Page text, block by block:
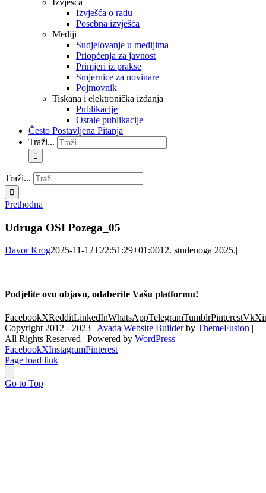
Izvješća
Izvješća o radu
Posebna izvješća
Mediji
Sudjelovanje u medijima
Priopćenja za javnost
Primjeri iz prakse
Smjernice za novinare
Pojmovnik
Tiskana i elektronička izdanja
Publikacije
Ostale publikacije
Često Postavljena Pitanja
Traži...
Traži...
Prethodna
Udruga OSI Pozega_05
Davor Krog2025-11-12T22:51:29+01:0012. studenoga 2025.|
Podjelite ovu objavu, odaberite Vašu platformu!
FacebookXRedditLinkedInWhatsAppTelegramTumblrPinterestVk
Copyright 2012 - 2023 | Avada Website Builderby ThemeFusion |
All Rights Reserved | Powered by WordPress
FacebookXInstagramPinterest
Page load link
Go to Top